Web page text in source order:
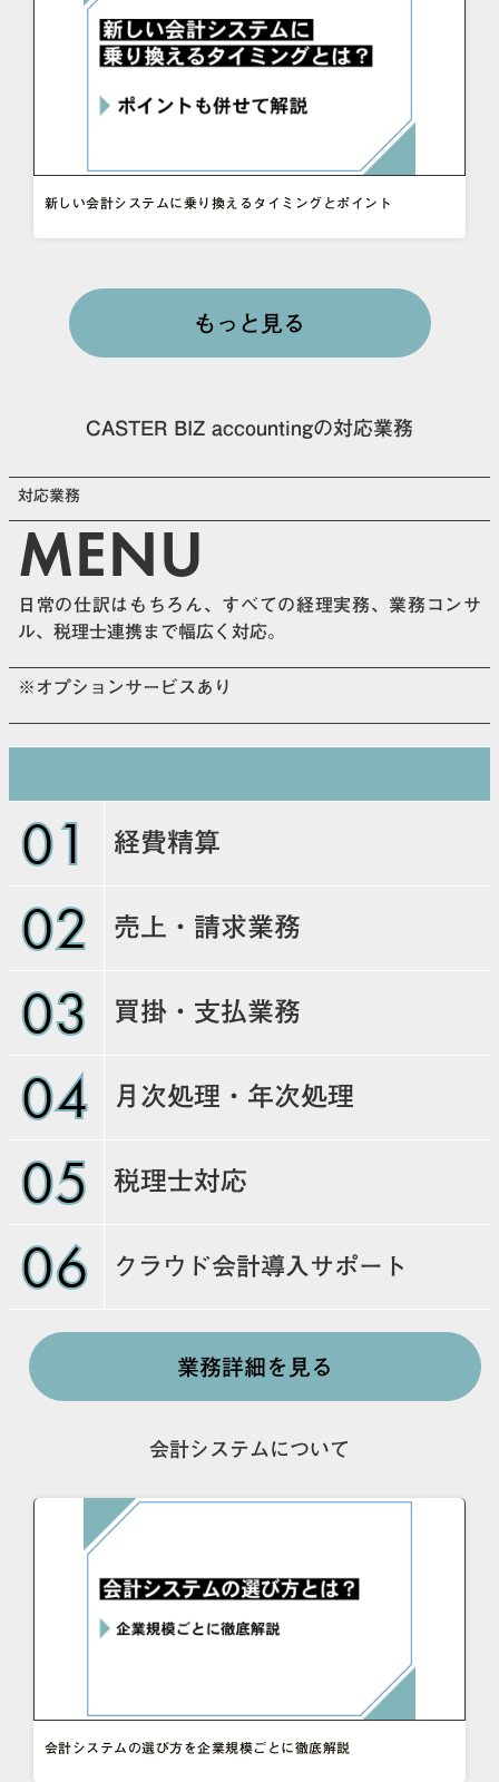
新しい会計システムに乗り換えるタイミングとポイント
もっと見る
CASTER BIZ accountingの対応業務
対応業務
MENU
日常の仕訳はもちろん、すべての経理実務、業務コンサ
ル、税理士連携まで幅広く対応。
※オプションサービスあり
01 経費精算
02 売上・請求業務
03 買掛・支払業務
04 月次処理・年次処理
05 税理士対応
06 クラウド会計導入サポート
業務詳細を見る
会計システムについて
会計システムの選び方を企業規模ごとに徹底解説